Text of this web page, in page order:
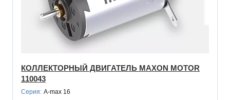
КОЛЛЕКТОРНЫЙ ДВИГАТЕЛЬ MAXON MOTOR
110043
Серия: A-max 16